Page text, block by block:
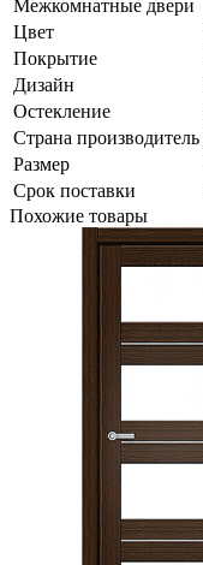
Межкомнатные двери
Цвет
Покрытие
Дизайн
Остекление
Страна производитель
Размер
Срок поставки
Похожие товары